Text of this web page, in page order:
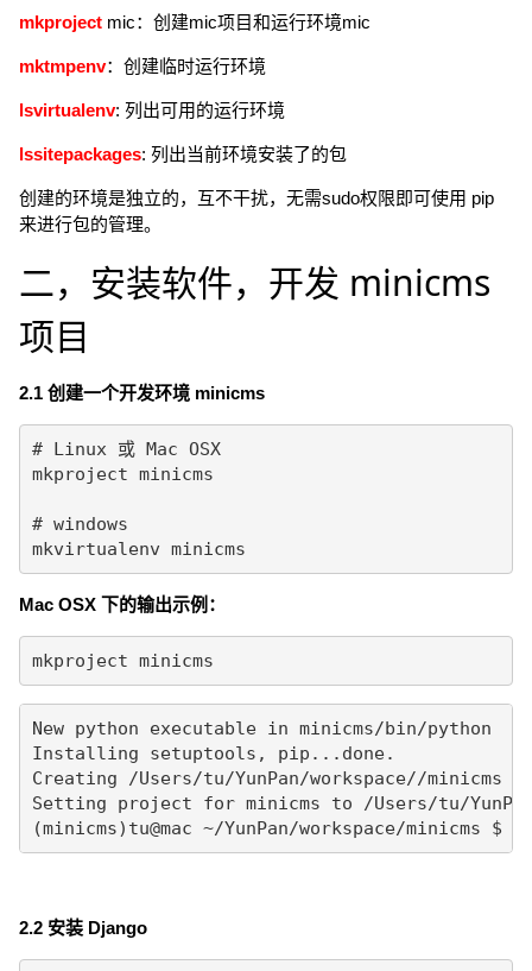
mkproject mic：创建mic项目和运行环境mic
mktmpenv：创建临时运行环境
lsvirtualenv: 列出可用的运行环境
lssitepackages: 列出当前环境安装了的包
创建的环境是独立的，互不干扰，无需sudo权限即可使用 pip
来进行包的管理。
二，安装软件，开发 minicms
项目
2.1 创建一个开发环境 minicms
# Linux 或 Mac OSX
mkproject minicms
# windows
mkvirtualenv minicms
Mac OSX 下的输出示例：
mkproject minicms
New python executable in minicms/bin/python
Installing setuptools, pip...done.
Creating /Users/tu/YunPan/workspace//minicms
Setting project for minicms to /Users/tu/
(minicms)tu@mac ~/YunPan/workspace/minicms $
2.2 安装 Django